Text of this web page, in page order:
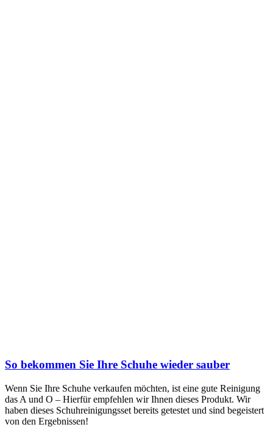
So bekommen Sie Ihre Schuhe wieder sauber
Wenn Sie Ihre Schuhe verkaufen möchten, ist eine gute Reinigung
das A und O – Hierfür empfehlen wir Ihnen dieses Produkt. Wir
haben dieses Schuhreinigungsset bereits getestet und sind begeistert
von den Ergebnissen!